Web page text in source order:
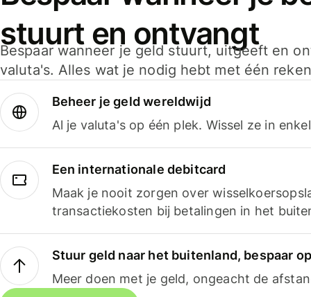
stuurt en ontvangt
Bespaar wanneer je geld stuurt, uitgeeft en
valuta's. Alles wat je nodig hebt met één
Beheer je geld wereldwijd
Al je valuta's op één plek. Wissel ze in
Een internationale debitcard
Maak je nooit zorgen over
transactiekosten bij betalingen in het
Stuur geld naar het buitenland, bespaar
Meer doen met je geld, ongeacht de